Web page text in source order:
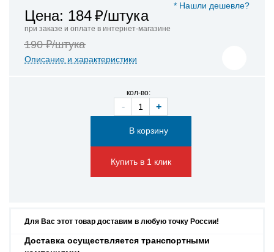
* Нашли дешевле?
Цена: 184₽/штука
при заказе и оплате в интернет-магазине
190 ₽/штука
Описание и характеристики
кол-во:
- +
Купить в 1 клик
Для Вас этот товар доставим в любую точку России!
Доставка осуществляется транспортными